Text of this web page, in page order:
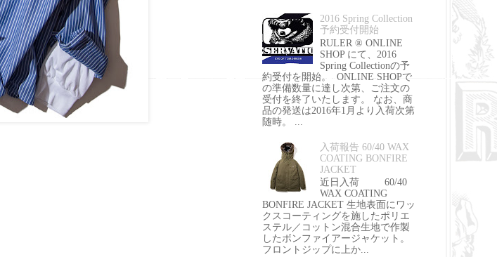
2016 Spring Collection
予約受付開始
RULER ® ONLINE
SHOP にて、2016
Spring Collectionの予
約受付を開始。 ONLINE SHOPで
の準備数量に達し次第、ご注文の
受付を終了いたします。 なお、商
品の発送は2016年1月より入荷次第
随時。 ...
入荷報告 60/40 WAX
COATING BONFIRE
JACKET
近日入荷 60/40
WAX COATING
BONFIRE JACKET 生地表面にワッ
クスコーティングを施したポリエ
ステル／コットン混合生地で作製
したボンファイアージャケット。
フロントジップに上か...